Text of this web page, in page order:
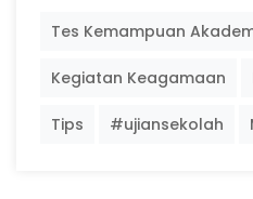
Tes Kemampuan
Kegiatan Keagamaan
Tips #ujiansekolah